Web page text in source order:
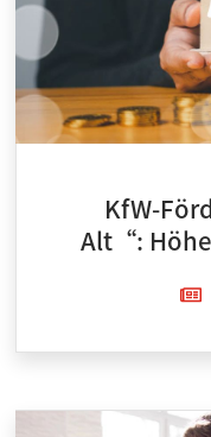
KfW-
Alt“: